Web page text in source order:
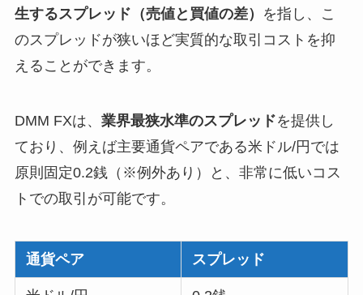
生するスプレッド（売値と買値の差）
を指し、こ
のスプレッドが狭いほど実質的な取引コストを抑
えることができます。
DMM FXは、 業界最狭水準のスプレッドを提供し
ており、例えば主要通貨ペアである米ドル/円では
原則固定0.2銭（※例外あり）と、非常に低いコス
トでの取引が可能です。
通貨ペア スプレッド